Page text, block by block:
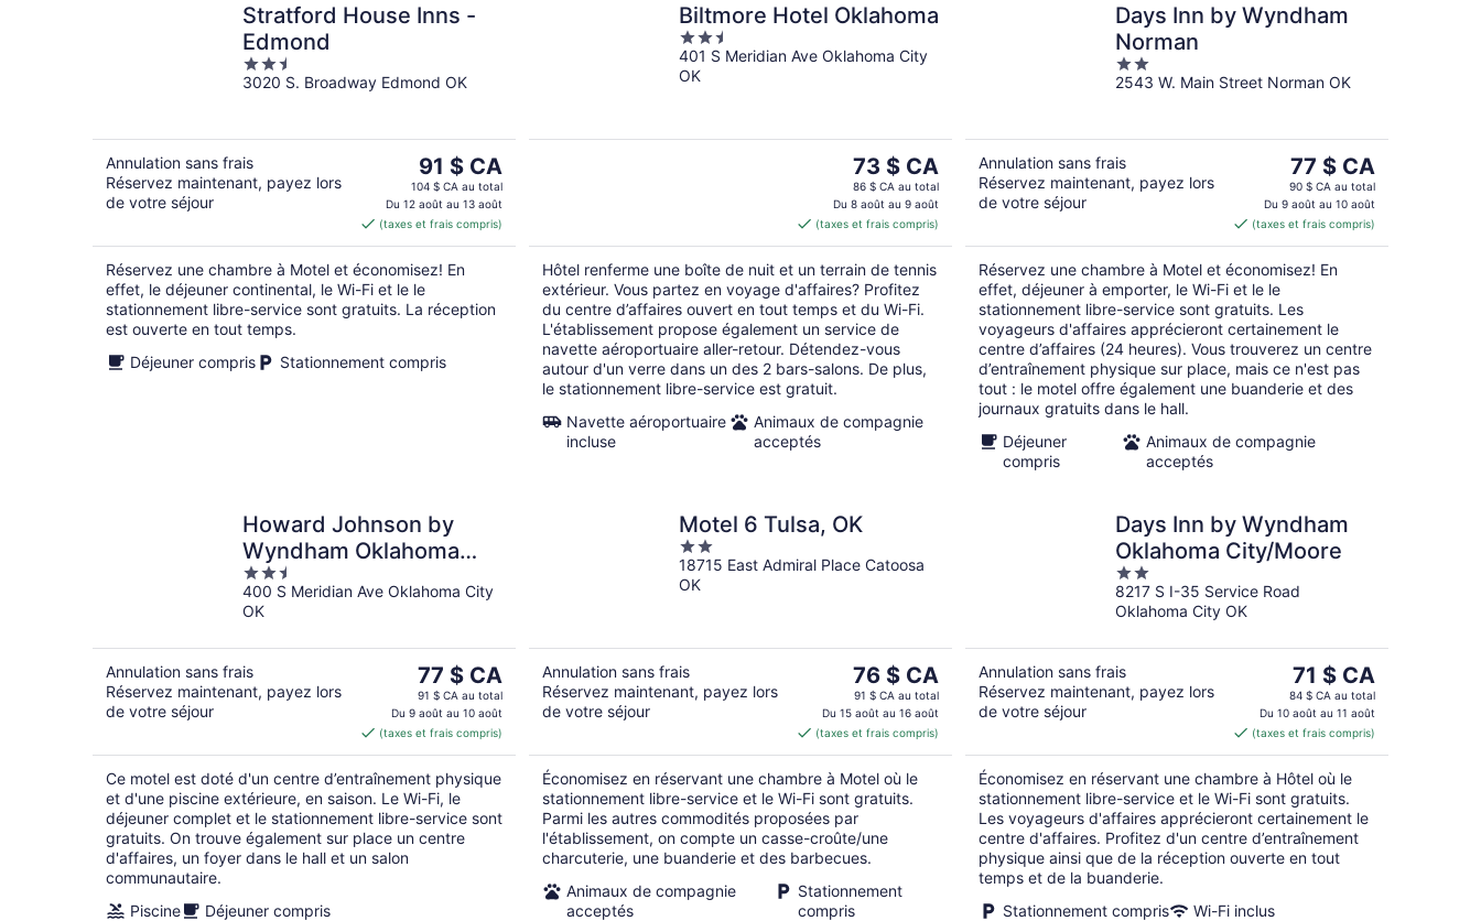
Stratford House Inns -
Edmond
2.5
out
3020 S. Broadway Edmond OK
Annulation sans frais
Réservez maintenant, payez lors
de votre séjour
Le
prix
est
de 91 $ CA
par
nuit
91 $ CA
104 $ CA au total
Du 12 août au 13 août
(taxes et frais compris)
Réservez une chambre à Motel et économisez! En
effet, le déjeuner continental, le Wi-Fi et le le
stationnement libre-service sont gratuits. La réception
est ouverte en tout temps.
Déjeuner compris
Stationnement compris
Biltmore Hotel Oklahoma
2.5
out
of
401 S Meridian Ave Oklahoma City
OK
Le
prix
est
de 73 $ CA
par
nuit
73 $ CA
86 $ CA au total
Du 8 août au 9 août
(taxes et frais compris)
Hôtel renferme une boîte de nuit et un terrain de tennis
extérieur. Vous partez en voyage d'affaires? Profitez
du centre d’affaires ouvert en tout temps et du Wi-Fi.
L'établissement propose également un service de
navette aéroportuaire aller-retour. Détendez-vous
autour d'un verre dans un des 2 bars-salons. De plus,
le stationnement libre-service est gratuit.
Navette aéroportuaire
incluse
Animaux de compagnie
acceptés
Days Inn by Wyndham
Norman
2
out
2543 W. Main Street Norman OK
Annulation sans frais
Réservez maintenant, payez lors
de votre séjour
Le
prix
est
de 77 $ CA
par
nuit
77 $ CA
90 $ CA au total
Du 9 août au 10 août
(taxes et frais compris)
Réservez une chambre à Motel et économisez! En
effet, déjeuner à emporter, le Wi-Fi et le le
stationnement libre-service sont gratuits. Les
voyageurs d'affaires apprécieront certainement le
centre d’affaires (24 heures). Vous trouverez un centre
d’entraînement physique sur place, mais ce n'est pas
tout : le motel offre également une buanderie et des
journaux gratuits dans le hall.
Déjeuner
compris
Animaux de compagnie
acceptés
Howard Johnson by
Wyndham Oklahoma
City Airport/
Fairgrounds
2.5
out
of
400 S Meridian Ave Oklahoma City
OK
Annulation sans frais
Réservez maintenant, payez lors
de votre séjour
Le
prix
est
de 77 $ CA
par
nuit
77 $ CA
91 $ CA au total
Du 9 août au 10 août
(taxes et frais compris)
Ce motel est doté d'un centre d’entraînement physique
et d'une piscine extérieure, en saison. Le Wi-Fi, le
déjeuner complet et le stationnement libre-service sont
gratuits. On trouve également sur place un centre
d'affaires, un foyer dans le hall et un salon
communautaire.
Piscine
Déjeuner compris
Motel 6 Tulsa, OK
2
out
of
18715 East Admiral Place Catoosa
OK
Annulation sans frais
Réservez maintenant, payez lors
de votre séjour
Le
prix
est
de 76 $ CA
par
nuit
76 $ CA
91 $ CA au total
Du 15 août au 16 août
(taxes et frais compris)
Économisez en réservant une chambre à Motel où le
stationnement libre-service et le Wi-Fi sont gratuits.
Parmi les autres commodités proposées par
l'établissement, on compte un casse-croûte/une
charcuterie, une buanderie et des barbecues.
Animaux de compagnie
acceptés
Stationnement
compris
Days Inn by Wyndham
Oklahoma City/Moore
2
out
of
8217 S I-35 Service Road
Oklahoma City OK
Annulation sans frais
Réservez maintenant, payez lors
de votre séjour
Le
prix
est
de 71 $ CA
par
nuit
71 $ CA
84 $ CA au total
Du 10 août au 11 août
(taxes et frais compris)
Économisez en réservant une chambre à Hôtel où le
stationnement libre-service et le Wi-Fi sont gratuits.
Les voyageurs d'affaires apprécieront certainement le
centre d'affaires. Profitez d'un centre d’entraînement
physique ainsi que de la réception ouverte en tout
temps et de la buanderie.
Stationnement compris
Wi-Fi inclus